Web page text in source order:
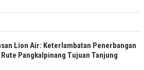
Lion Air: Keterlambatan Penerbangan
Pangkalpinang Tujuan Tanjung